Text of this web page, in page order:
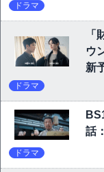
ドラマ
「
ウ
新
ドラマ
話
ドラマ